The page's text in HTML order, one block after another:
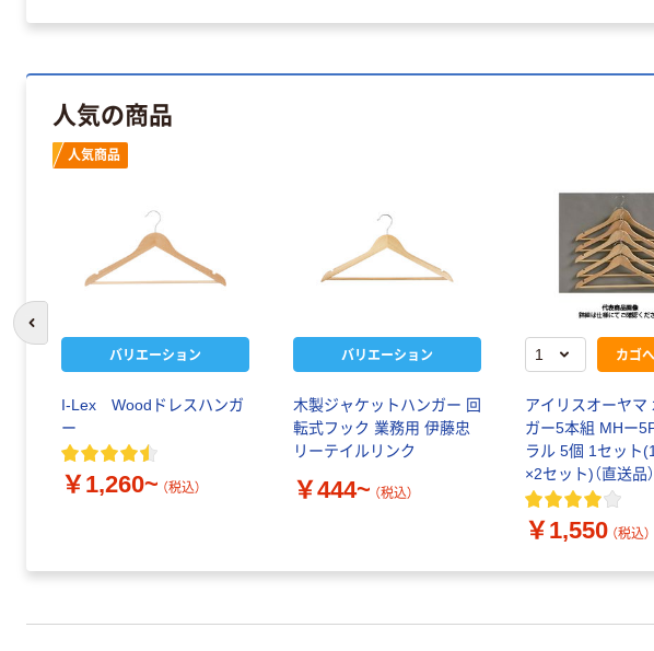
人気の商品
人気商品
バリエーション
I-Lex Woodドレスハンガ
ー
￥1,260~ （税込）
バリエーション
木製ジャケットハンガー 回
転式フック 業務用 伊藤忠
リーテイルリンク
￥444~ （税込）
カゴへ
アイリスオーヤマ
ガー5本組 MHー
ラル 5個 1セット
×2セット)（直送品）
￥1,550 （税込）
前のスライドへ